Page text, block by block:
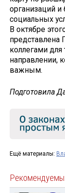
организаций
социальных
В октябре
представлена
коллегами для
направлении,
важным.
Подготовила
Ещё материалы: